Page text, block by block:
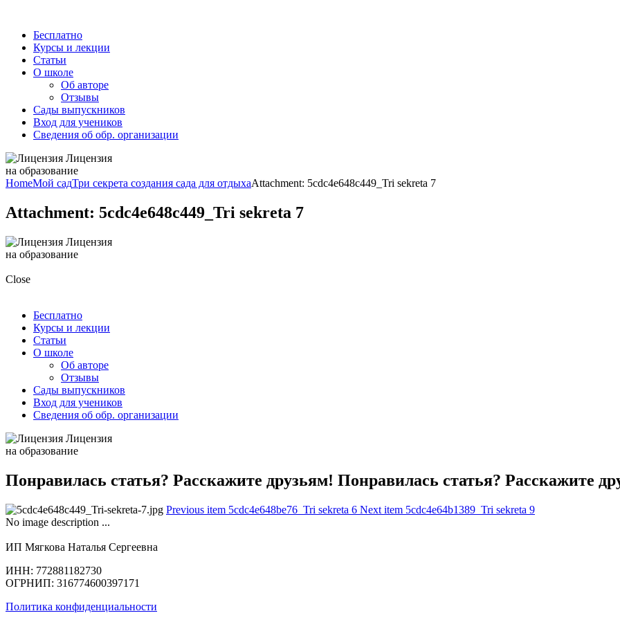
Бесплатно
Курсы и лекции
Статьи
О школе
Об авторе
Отзывы
Сады выпускников
Вход для учеников
Сведения об обр. организации
Лицензия
на образование
HomeМой садТри секрета создания сада для отдыхаAttachment: 5cdc4e648c449_Tri sekreta 7
Attachment: 5cdc4e648c449_Tri sekreta 7
Лицензия
на образование
Close
Бесплатно
Курсы и лекции
Статьи
О школе
Об авторе
Отзывы
Сады выпускников
Вход для учеников
Сведения об обр. организации
Лицензия
на образование
Понравилась статья? Расскажите друзьям! Понравилась статья? Расскажите
Previous item 5cdc4e648be76_Tri sekreta 6 Next item 5cdc4e64b1389_Tri sekreta 9
No image description ...
ИП Мягкова Наталья Сергеевна
ИНН: 772881182730
ОГРНИП: 316774600397171
Политика конфиденциальности